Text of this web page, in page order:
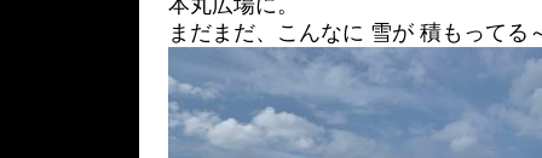
本丸広場に。
まだまだ、こんなに 雪が 積もってる